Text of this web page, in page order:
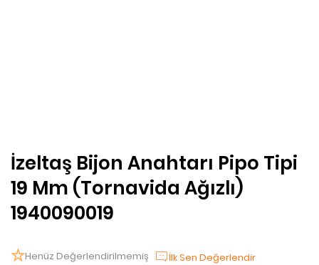
İzeltaş Bijon Anahtarı Pipo Tipi
19 Mm (Tornavida Ağızlı)
1940090019
Henüz Değerlendirilmemiş İlk Sen Değerlendir